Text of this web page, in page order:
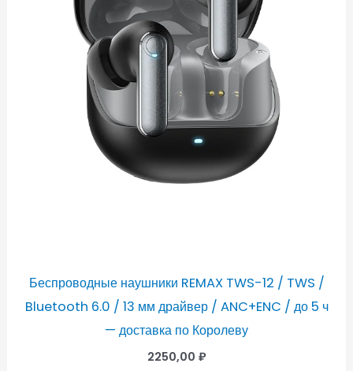
Беспроводные наушники REMAX TWS-12 / TWS /
Bluetooth 6.0 / 13 мм драйвер / ANC+ENC / до 5 ч
— доставка по Королеву
2250,00 ₽